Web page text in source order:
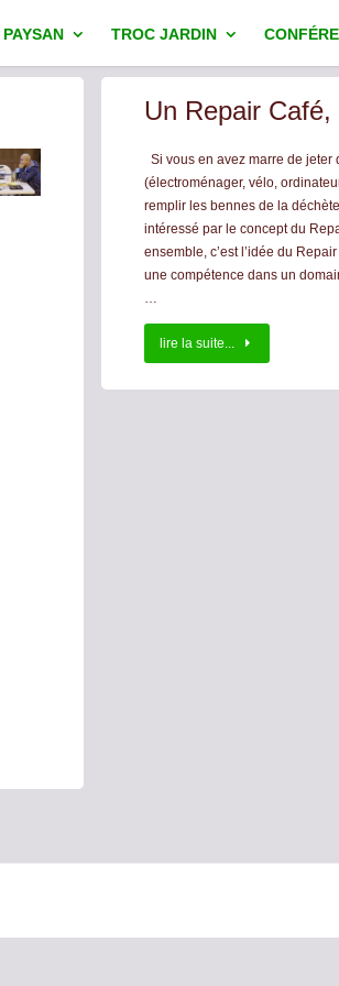
TROC JARDIN
Un Repair Café,
Si vous en avez marre de jeter
(électroménager, vélo,
remplir les bennes de la
intéressé par le concept du
ensemble, c’est l’idée du
une compétence dans un
…
lire la suite...